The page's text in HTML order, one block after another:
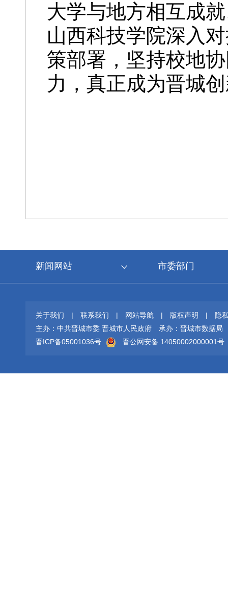
大学与地方相互成
山西科技学院深入
策部署，坚持校地
力，真正成为晋城
新闻网站 市委部门
关于我们 | 联系我们 | 网站导航 | 版权声明 |
隐
主办：中共晋城市委 晋城市人民政府
承办：晋城市数据局
晋ICP备05001036号
晋公网安备 14050002000001号